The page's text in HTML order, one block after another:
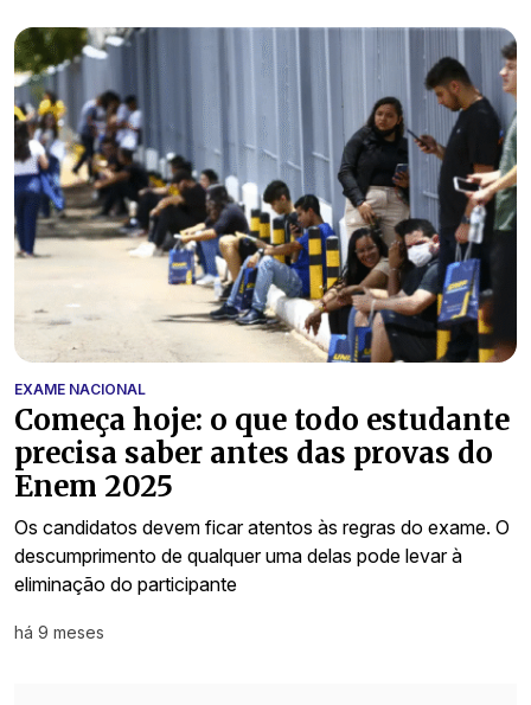
EXAME NACIONAL
Começa hoje: o que todo estudante
precisa saber antes das provas do
Enem 2025
Os candidatos devem ficar atentos às regras do exame. O
descumprimento de qualquer uma delas pode levar à
eliminação do participante
há 9 meses